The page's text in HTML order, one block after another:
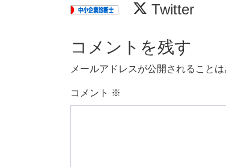
Twitter
コメントを残す
メールアドレスが公開されることは
コメント ※